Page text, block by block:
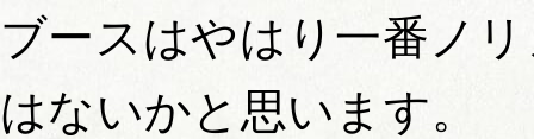
ブースはやはり一番ノ
はないかと思います。